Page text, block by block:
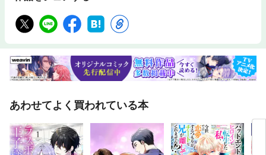
あわせてよく買われている本